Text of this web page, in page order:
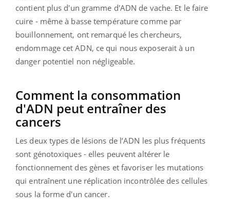
contient plus d'un gramme d'ADN de vache. Et le faire
cuire - même à basse température comme par
bouillonnement, ont remarqué les chercheurs,
endommage cet ADN, ce qui nous exposerait à un
danger potentiel non négligeable.
Comment la consommation
d'ADN peut entraîner des
cancers
Les deux types de lésions de l’ADN les plus fréquents
sont génotoxiques - elles peuvent altérer le
fonctionnement des gènes et favoriser les mutations
qui entraînent une réplication incontrôlée des cellules
sous la forme d'un cancer.